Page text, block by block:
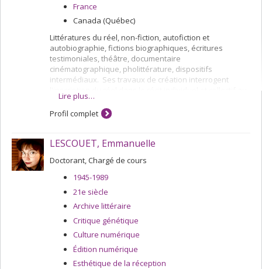
France
Canada (Québec)
Littératures du réel, non-fiction, autofiction et
autobiographie, fictions biographiques, écritures
testimoniales, théâtre, documentaire
cinématographique, pholittérature, dispositifs
intermédiaux. Ses travaux de création interrogent
croisement des disciplines. (Le nénuphar et
l'araignée, 2015 ; Bermudes (nord) film documentaire,
2018), Nullipares, collectif, 2020, Bermudes, roman, 2020,
2025.
Lire plus…
Profil complet
LESCOUET, Emmanuelle
Doctorant, Chargé de cours
1945-1989
21e siècle
Archive littéraire
Critique génétique
Culture numérique
Édition numérique
Esthétique de la réception